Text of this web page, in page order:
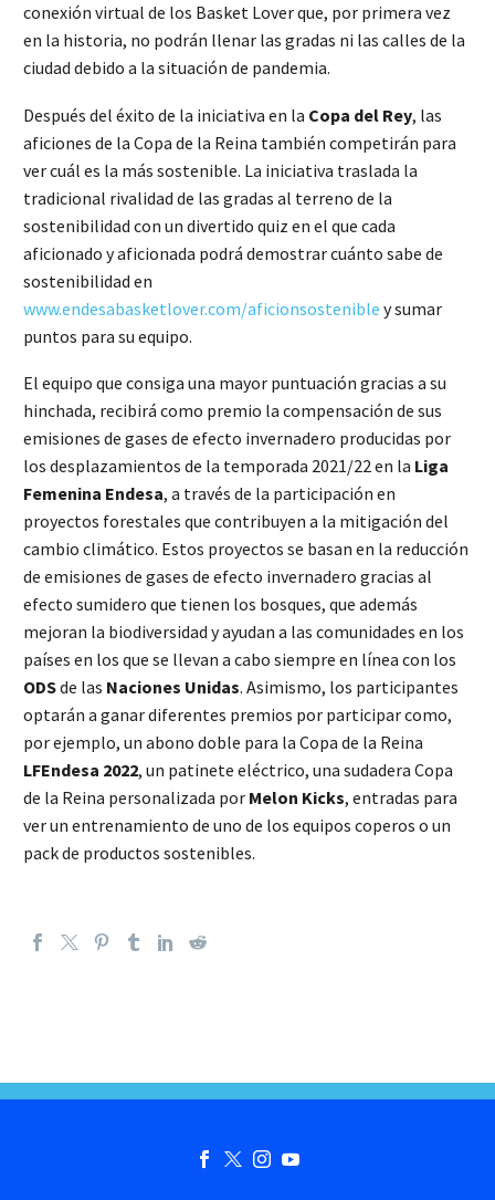
conexión virtual de los Basket Lover que, por primera vez
en la historia, no podrán llenar las gradas ni las calles de la
ciudad debido a la situación de pandemia.
Después del éxito de la iniciativa en la Copa del Rey, las
aficiones de la Copa de la Reina también competirán para
ver cuál es la más sostenible. La iniciativa traslada la
tradicional rivalidad de las gradas al terreno de la
sostenibilidad con un divertido quiz en el que cada
aficionado y aficionada podrá demostrar cuánto sabe de
sostenibilidad en
www.endesabasketlover.com/aficionsostenible y sumar
puntos para su equipo.
El equipo que consiga una mayor puntuación gracias a su
hinchada, recibirá como premio la compensación de sus
emisiones de gases de efecto invernadero producidas por
los desplazamientos de la temporada 2021/22 en la Liga
Femenina Endesa, a través de la participación en
proyectos forestales que contribuyen a la mitigación del
cambio climático. Estos proyectos se basan en la reducción
de emisiones de gases de efecto invernadero gracias al
efecto sumidero que tienen los bosques, que además
mejoran la biodiversidad y ayudan a las comunidades en los
países en los que se llevan a cabo siempre en línea con los
ODSde las Naciones Unidas. Asimismo, los participantes
optarán a ganar diferentes premios por participar como,
por ejemplo, un abono doble para la Copa de la Reina
LFEndesa 2022, un patinete eléctrico, una sudadera Copa
de la Reina personalizada por Melon Kicks, entradas para
ver un entrenamiento de uno de los equipos coperos o un
pack de productos sostenibles.